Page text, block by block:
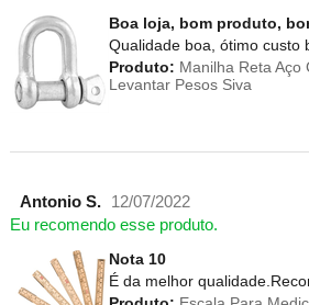
Boa loja, bom produto,
Qualidade boa, ótimo custo
Produto: Manilha Reta Aço
Levantar Pesos Siva
Antonio S.
12/07/2022
Eu recomendo esse produto.
Nota 10
É da melhor